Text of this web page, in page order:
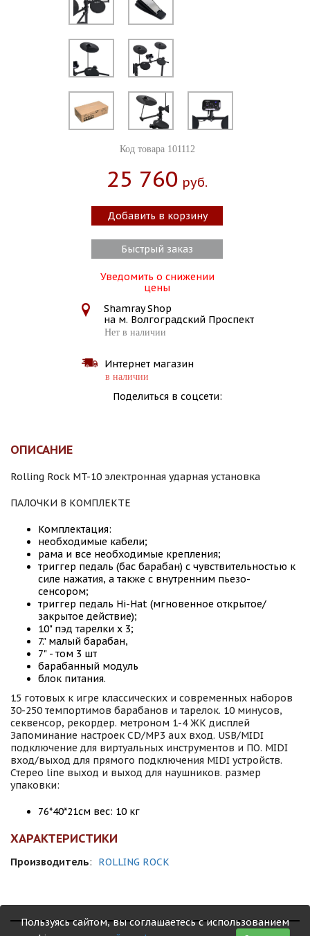
Код товара 101112
25 760 Руб.
Добавить в корзину
Быстрый заказ
Уведомить о снижении
цены
Shamray Shop
на м. Волгоградский Проспект
Нет в наличии
Интернет магазин
в наличии
Поделиться в соцсети:
ОПИСАНИЕ
Rolling Rock MT-10 электронная ударная установка
ПАЛОЧКИ В КОМПЛЕКТЕ
Комплектация:
необходимые кабели;
рама и все необходимые крепления;
триггер педаль (бас барабан) с чувствительностью к
силе нажатия, а также с внутренним пьезо-
сенсором;
триггер педаль Hi-Hat (мгновенное открытое/
закрытое действие);
10" пэд тарелки х 3;
7." малый барабан,
7" - том 3 шт
барабанный модуль
блок питания.
15 готовых к игре классических и современных наборов
30-250 темпортимов барабанов и тарелок. 10 минусов,
секвенсор, рекордер. метроном 1-4 ЖК дисплей
Запоминание настроек CD/MP3 aux вход. USB/MIDI
подключение для виртуальных инструментов и ПО. MIDI
вход/выход для прямого подключения MIDI устройств.
Стерео line выход и выход для наушников. размер
упаковки:
76*40*21см вес: 10 кг
ХАРАКТЕРИСТИКИ
Производитель: ROLLING ROCK
Пользуясь сайтом, вы соглашаетесь с использованием